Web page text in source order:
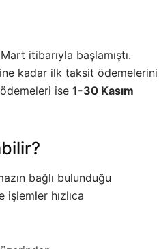
itibarıyla başlamıştı.
kadar ilk taksit ödemelerini
ise 1-30 Kasım
bağlı bulunduğu
hızlıca